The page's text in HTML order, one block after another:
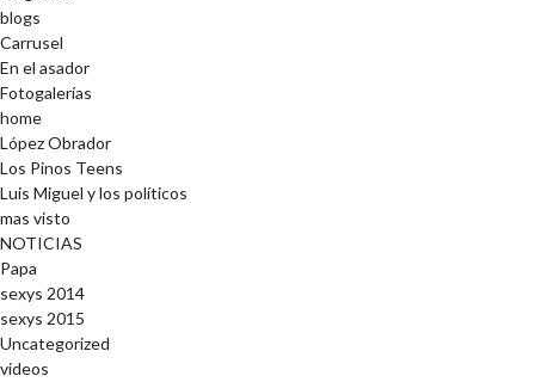
blogs
Carrusel
En el asador
Fotogalerías
home
López Obrador
Los Pinos Teens
Luis Miguel y los políticos
mas visto
NOTICIAS
Papa
sexys 2014
sexys 2015
Uncategorized
videos